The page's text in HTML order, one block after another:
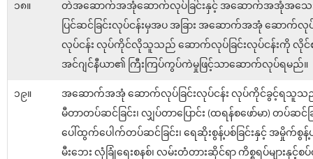
၁၈။
တဲအဆောက်အအုံဆောက်လုပ်ခြင်းနှင့် အဆောက်အအုံအသေး
ပြင်ဆင်ခြင်းလုပ်ငန်းမှအပ အခြား အဆောက်အအုံ ဆောက်လုပ်
လုပ်ငန်း လုပ်ကိုင်လိုသူသည် ဆောက်လုပ်ခြင်းလုပ်ငန်းကို လိုင်
အင်ဂျင်နီယာ၏ ကြီးကြပ်ကွပ်ကဲမှုဖြင့်သာဆောက်လုပ်ရမည်။
၁၉။
အဆောက်အအုံ ဆောက်လုပ်ခြင်းလုပ်ငန်း လုပ်ကိုင်ခွင့်ရသူသ
မီတာတပ်ဆင်ခြင်း၊ လျှပ်တာပြောင်း (ထရန်စဖော်မာ) တပ်ဆင်ခ
ပေါ်ထွက်ပေါက်တပ်ဆင်ခြင်း၊ ရေဆိုးစွန့်ပစ်ခြင်းနှင့် အမှိုက်စွန့်ပ
မီးဘေး လုံခြုံရေးစနစ်၊ လမ်းတံတားဆိုင်ရာ ကိစ္စရပ်များနှင့်စ